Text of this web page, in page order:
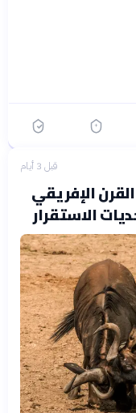
قبل 3 أيام
الإفريقي
الاستقرار